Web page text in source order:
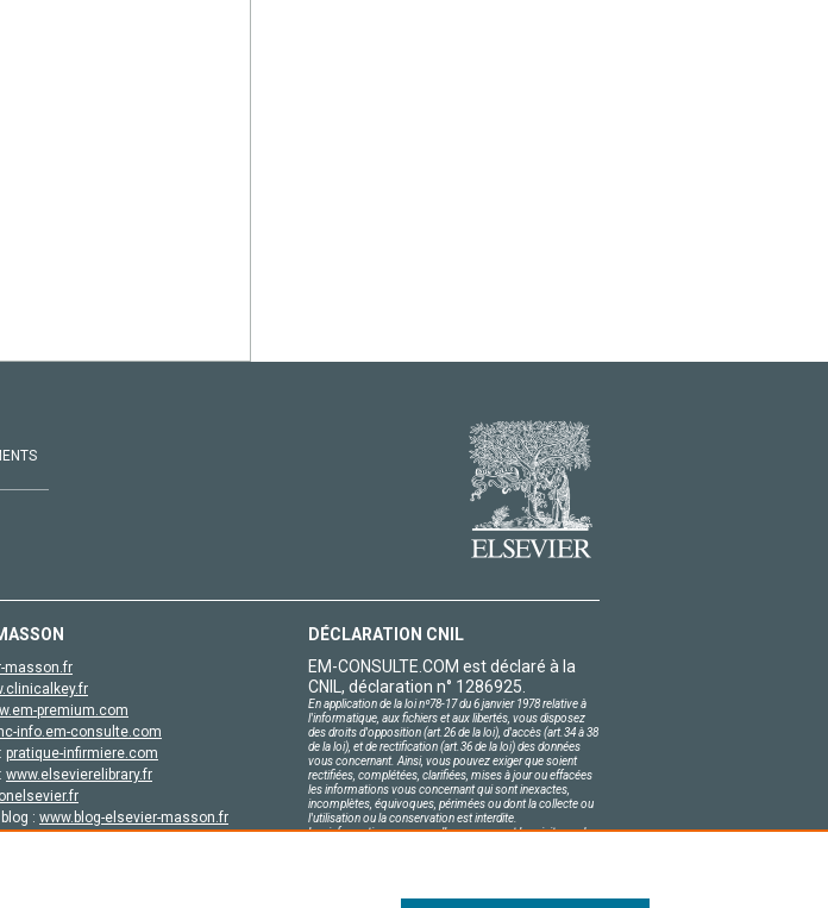
masson.fr
premium.com
info.em-consulte.com
pratique-infirmiere.com
www.elsevierelibrary.fr
: www.blog-elsevier-masson.fr
DÉCLARATION CNIL
EM-CONSULTE.COM est déclaré à la
CNIL, déclaration n° 1286925.
En application de la loi nº78-17 du 6 janvier 1978 relative à
l'informatique, aux fichiers et aux libertés, vous disposez
des droits d'opposition (art.26 de la loi), d'accès (art.34 à 38
de la loi), et de rectification (art.36 de la loi) des données
vous concernant. Ainsi, vous pouvez exiger que soient
rectifiées, complétées, clarifiées, mises à jour ou effacées
les informations vous concernant qui sont inexactes,
incomplètes, équivoques, périmées ou dont la collecte ou
l'utilisation ou la conservation est interdite.
Les informations personnelles concernant les visiteurs de